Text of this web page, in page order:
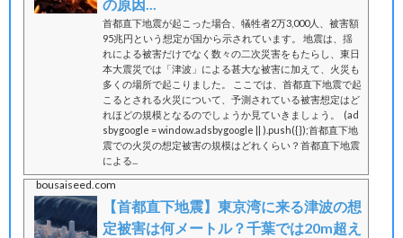
の原因...
首都直下地震が起こった場合、犠牲者2万3,000人、被害額
95兆円という想定が国から示されています。 地震は、揺
れによる被害だけでなく数々の二次災害をもたらし、東日
本大震災では「津波」による甚大な被害に加えて、火災も
多くの場所で起こりました。 ここでは、首都直下地震で起
こるとされる火災について、予測されている被害想定はど
れほどの規模となるのでしょうか見ていきましょう。 (ad
sbygoogle = window.adsbygoogle || ).push({});首都直下地
震での火災の想定被害の規模はどれくらい？首都直下地震
による...
bousaiseed.com
【首都直下地震】東京湾に来る津波の想
定被害は何メートル？千葉では20m超え